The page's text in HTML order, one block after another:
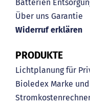
Batterien
Über uns Garantie
Widerruf erklären
PRODUKTE
Lichtplanung für
Bioledex Marke